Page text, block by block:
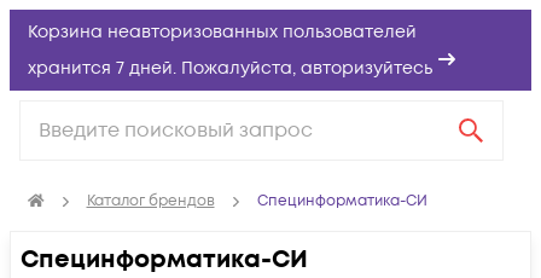
Корзина неавторизованных пользователей
хранится 7 дней. Пожалуйста, авторизуйтесь
Каталог брендов Специнформатика-СИ
Специнформатика-СИ